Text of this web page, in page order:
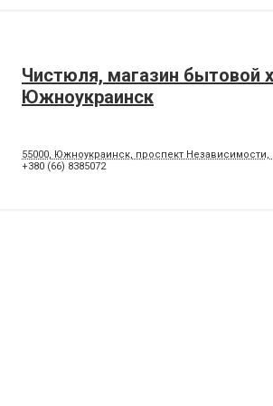
Чистюля, магазин бытовой
Южноукраинск
55000, Южноукраинск, проспект Независимости,
+380 (66) 8385072